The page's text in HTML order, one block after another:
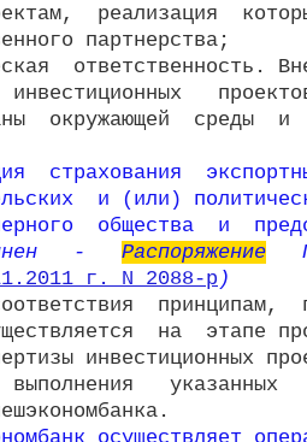
реализация
партнерства;
ответственность.
окружающей  среды  и
страхования
и (или)
общества  и
- Распоряжение
г. N 2088-р )
на  этапе
инвестиционных
выполнения   указанных